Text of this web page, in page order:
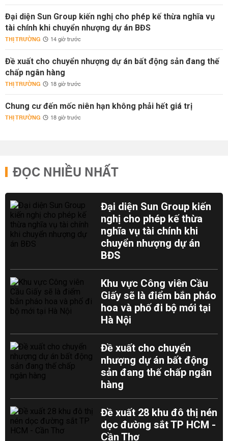
Đại diện Sun Group kiến nghị cho phép kế thừa nghĩa vụ
tài chính khi chuyển nhượng dự án BĐS
THỊ TRƯỜNG 14 giờ trước
Đề xuất cho chuyển nhượng dự án bất động sản đang thế
chấp ngân hàng
THỊ TRƯỜNG 18 giờ trước
Chung cư đến mốc niên hạn không phải hết giá trị
THỊ TRƯỜNG 18 giờ trước
ĐỌC NHIỀU NHẤT
Đại diện Sun Group kiến
nghị cho phép kế thừa
nghĩa vụ tài chính khi
chuyển nhượng dự án
BĐS
Khu vực Công viên Cầu
Giấy sẽ là điểm bắn pháo
hoa và phố đi bộ mới tại
Hà Nội
Đề xuất cho chuyển
nhượng dự án bất động
sản đang thế chấp ngân
hàng
Đề xuất 28 khu đô thị nén
dọc đường sắt TP HCM -
Cần Thơ